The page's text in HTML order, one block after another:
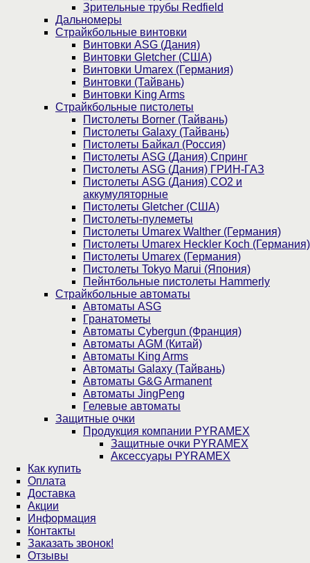
Зрительные трубы Redfield
Дальномеры
Страйкбольные винтовки
Винтовки ASG (Дания)
Винтовки Gletcher (США)
Винтовки Umarex (Германия)
Винтовки (Тайвань)
Винтовки King Arms
Страйкбольные пистолеты
Пистолеты Borner (Тайвань)
Пистолеты Galaxy (Тайвань)
Пистолеты Байкал (Россия)
Пистолеты ASG (Дания) Спринг
Пистолеты ASG (Дания) ГРИН-ГАЗ
Пистолеты ASG (Дания) CO2 и
аккумуляторные
Пистолеты Gletcher (США)
Пистолеты-пулеметы
Пистолеты Umarex Walther (Германия)
Пистолеты Umarex Heckler Koch (Германия)
Пистолеты Umarex (Германия)
Пистолеты Tokyo Marui (Япония)
Пейнтбольные пистолеты Hammerly
Страйкбольные автоматы
Автоматы ASG
Гранатометы
Автоматы Cybergun (Франция)
Автоматы AGM (Китай)
Автоматы King Arms
Автоматы Galaxy (Тайвань)
Автоматы G&G Armanent
Автоматы JingPeng
Гелевые автоматы
Защитные очки
Продукция компании PYRAMEX
Защитные очки PYRAMEX
Аксессуары PYRAMEX
Как купить
Оплата
Доставка
Акции
Информация
Контакты
Заказать звонок!
Отзывы